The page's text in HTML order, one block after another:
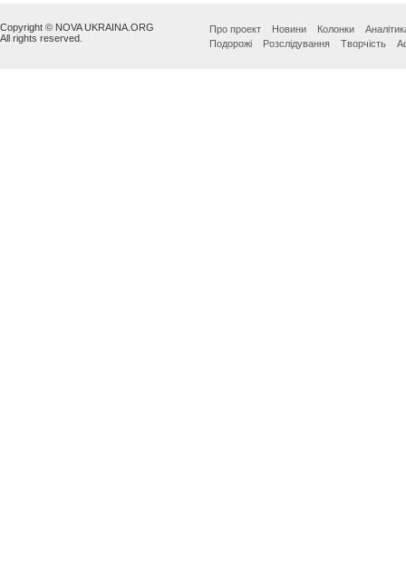
Copyright © NOVA UKRAINA.ORG
All rights reserved.
Про проект Новини Колонки
Подорожі
Розслідування Творчість